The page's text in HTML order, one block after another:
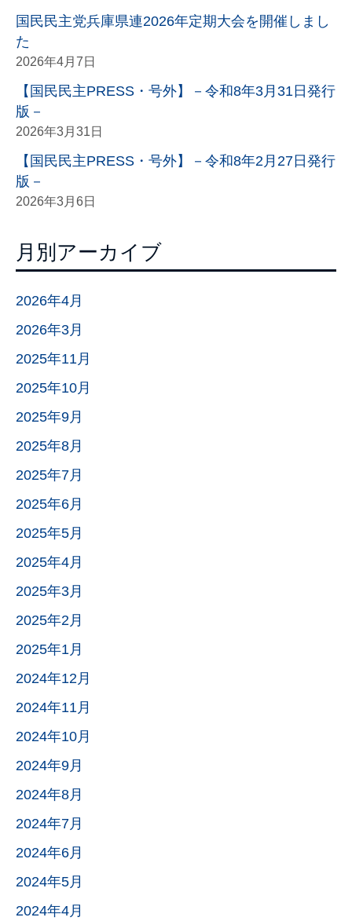
国民民主党兵庫県連2026年定期大会を開催しまし
た
2026年4月7日
【国民民主PRESS・号外】－令和8年3月31日発行
版－
2026年3月31日
【国民民主PRESS・号外】－令和8年2月27日発行
版－
2026年3月6日
月別アーカイブ
2026年4月
2026年3月
2025年11月
2025年10月
2025年9月
2025年8月
2025年7月
2025年6月
2025年5月
2025年4月
2025年3月
2025年2月
2025年1月
2024年12月
2024年11月
2024年10月
2024年9月
2024年8月
2024年7月
2024年6月
2024年5月
2024年4月